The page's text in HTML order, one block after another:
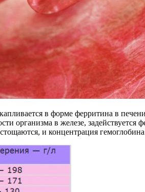
в форме ферритина в
организма в железе,
и концентрация